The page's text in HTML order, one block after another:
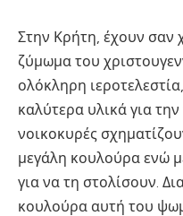
Στην Κρήτη, έχουν σαν
ζύμωμα του
ολόκληρη
καλύτερα υλικά για
νοικοκυρές
μεγάλη κουλούρα ενώ
για να τη στολίσουν.
κουλούρα αυτή του